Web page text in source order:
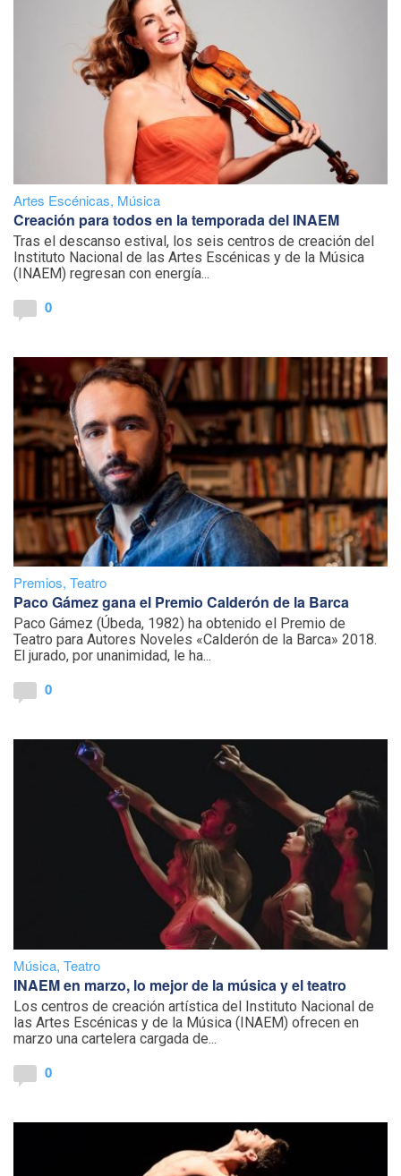
Artes Escénicas, Música
Creación para todos en la temporada del INAEM
Tras el descanso estival, los seis centros de creación del
Instituto Nacional de las Artes Escénicas y de la Música
(INAEM) regresan con energía...
0
Premios, Teatro
Paco Gámez gana el Premio Calderón de la Barca
Paco Gámez (Úbeda, 1982) ha obtenido el Premio de
Teatro para Autores Noveles «Calderón de la Barca» 2018.
El jurado, por unanimidad, le ha...
0
Música, Teatro
INAEM en marzo, lo mejor de la música y el teatro
Los centros de creación artística del Instituto Nacional de
las Artes Escénicas y de la Música (INAEM) ofrecen en
marzo una cartelera cargada de...
0